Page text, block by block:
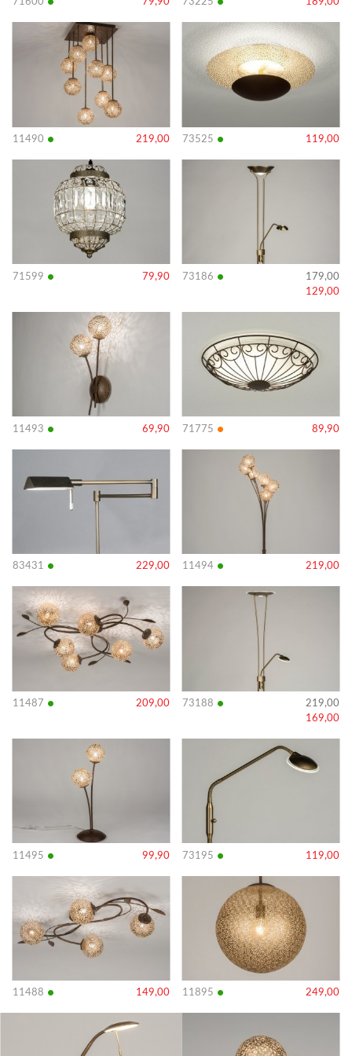
71600 • 79,90 73225 • 189,00
11490 • 219,00 73525 • 119,00
details
71599 • 79,90
Bekijk
73186 •
179,00
129,00
Bekijk
11493 • 69,90
Bekijk
71775 • 89,90
Bekijk
83431 • 229,00
Bekijk
11494 • 219,00
Bekijk
11487 • 209,00
details
73188 •
219,00
169,00
11495 • 99,90
Bekijk
73195 • 119,00
Bekijk
11488 • 149,00
Bekijk
11895 • 249,00
Bekijk